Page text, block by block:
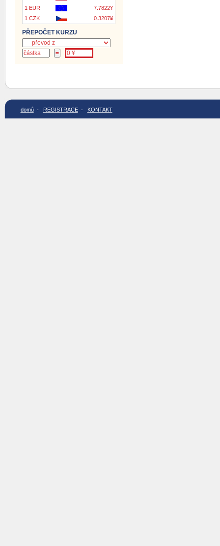
1 EUR
7.7822¥
1 CZK
0.3207¥
PŘEPOČET KURZU
domů- REGISTRACE- KONTAKT